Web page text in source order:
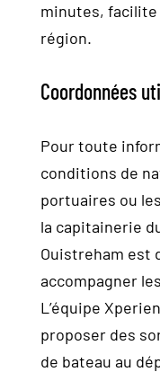
minutes, facilite
région.
Coordonnées
Pour toute
conditions de
portuaires ou
la capitainerie
Ouistreham est
accompagner
L’équipe
proposer des
de bateau au